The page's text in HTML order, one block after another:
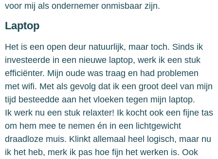
voor mij als ondernemer onmisbaar zijn.
Laptop
Het is een open deur natuurlijk, maar toch. Sinds ik
investeerde in een nieuwe laptop, werk ik een stuk
efficiënter. Mijn oude was traag en had problemen
met wifi. Met als gevolg dat ik een groot deel van mijn
tijd besteedde aan het vloeken tegen mijn laptop.
Ik werk nu een stuk relaxter! Ik kocht ook een fijne tas
om hem mee te nemen én in een lichtgewicht
draadloze muis. Klinkt allemaal heel logisch, maar nu
ik het heb, merk ik pas hoe fijn het werken is. Ook